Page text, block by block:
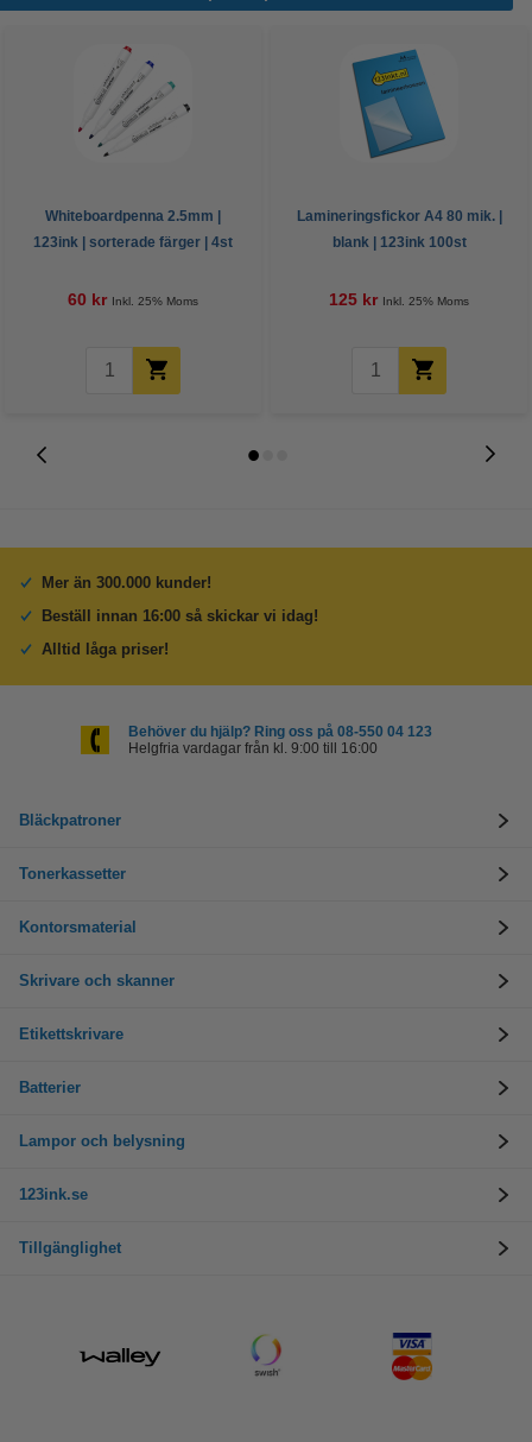
Whiteboardpenna 2.5mm |
123ink | sorterade färger | 4st
60 kr Inkl. 25% Moms
Lamineringsfickor A4 80 mik. |
blank | 123ink 100st
125 kr Inkl. 25% Moms
Mer än 300.000 kunder!
Beställ innan 16:00 så skickar vi idag!
Alltid låga priser!
Behöver du hjälp? Ring oss på 08-550 04 123
Helgfria vardagar från kl. 9:00 till 16:00
Bläckpatroner
Tonerkassetter
Kontorsmaterial
Skrivare och skanner
Etikettskrivare
Batterier
Lampor och belysning
123ink.se
Tillgänglighet